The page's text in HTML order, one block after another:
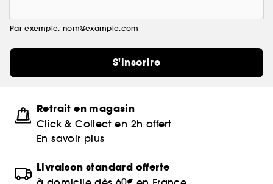
Par exemple: nom@example.com
S'inscrire
Retrait en magasin
Click & Collect en 2h offert
En savoir plus
Livraison standard offerte